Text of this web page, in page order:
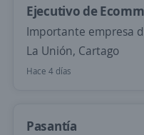
Ejecutivo de
Importante empresa
La Unión, Cartago
Hace 4 días
Pasantía